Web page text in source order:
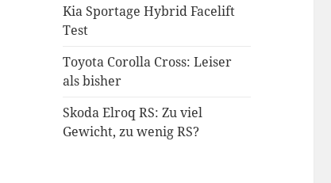
Kia Sportage Hybrid Facelift
Test
Toyota Corolla Cross: Leiser
als bisher
Skoda Elroq RS: Zu viel
Gewicht, zu wenig RS?